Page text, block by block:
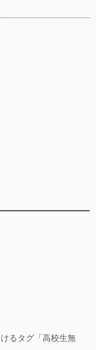
るタグ「高校生無